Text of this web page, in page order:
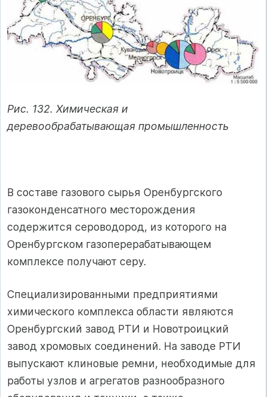
Рис. 132. Химическая и
деревообрабатывающая промышленность
В составе газового сырья Оренбургского
газоконденсатного месторождения
содержится сероводород, из которого на
Оренбургском газоперерабатывающем
комплексе получают серу.
Специализированными предприятиями
химического комплекса области являются
Оренбургский завод РТИ и Новотроицкий
завод хромовых соединений. На заводе РТИ
выпускают клиновые ремни, необходимые для
работы узлов и агрегатов разнообразного